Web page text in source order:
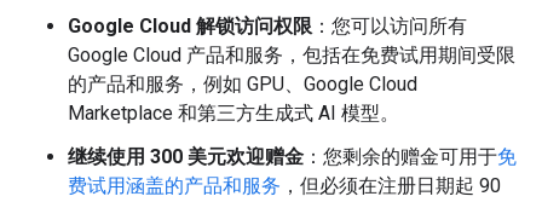
Google Cloud 解锁访问权限 ：您可以访问所有
Google Cloud 产品和服务，包括在免费试用期间受限
的产品和服务，例如 GPU、Google Cloud
Marketplace 和第三方生成式 AI 模型。
继续使用 300 美元欢迎赠金 ：您剩余的赠金可用于免
费试用涵盖的产品和服务 ，但必须在注册日期起 90